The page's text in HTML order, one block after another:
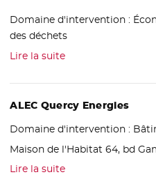
Domaine d'intervention :
des déchets
Lire la suite
ALEC Quercy Energies
Domaine d'intervention :
Maison de l'Habitat 64, bd
Lire la suite